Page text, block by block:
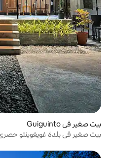
متوسط التقييم 4.98 من 5،
حصري لشخصين